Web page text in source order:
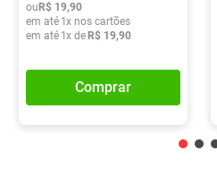
ou R$ 19,90
em até 1x nos cartões
em até 1x de R$ 19,90
Comprar